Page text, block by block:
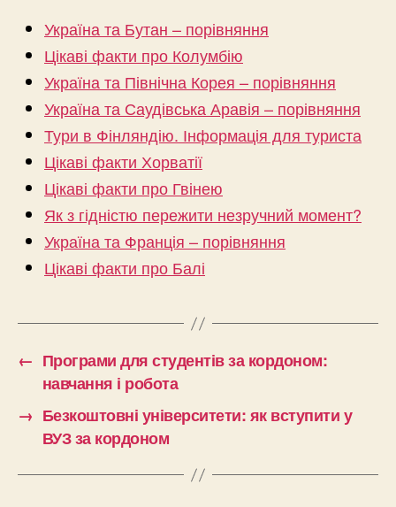
Україна та Бутан – порівняння
Цікаві факти про Колумбію
Україна та Північна Корея – порівняння
Україна та Саудівська Аравія – порівняння
Тури в Фінляндію. Інформація для туриста
Цікаві факти Хорватії
Цікаві факти про Гвінею
Як з гідністю пережити незручний момент?
Україна та Франція – порівняння
Цікаві факти про Балі
← Програми для студентів за кордоном:
навчання і робота
→ Безкоштовні університети: як вступити у
ВУЗ за кордоном